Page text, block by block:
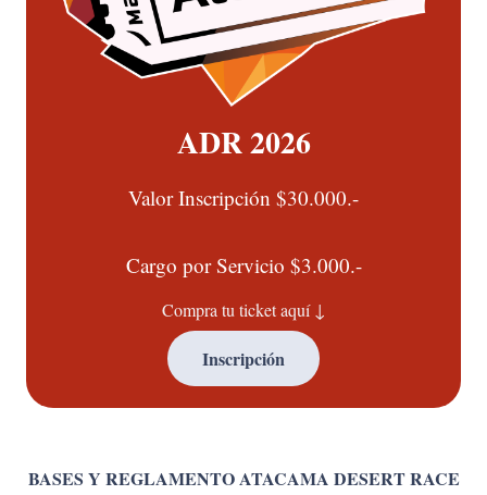
ADR 2026
Valor Inscripción $30.000.-
Cargo por Servicio $3.000.-
Compra tu ticket aquí ↓
Inscripción
BASES Y REGLAMENTO ATACAMA DESERT RACE